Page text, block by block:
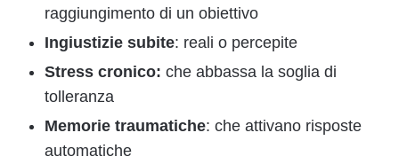
raggiungimento di un obiettivo
Ingiustizie subite: reali o percepite
Stress cronico: che abbassa la soglia di
tolleranza
Memorie traumatiche: che attivano risposte
automatiche